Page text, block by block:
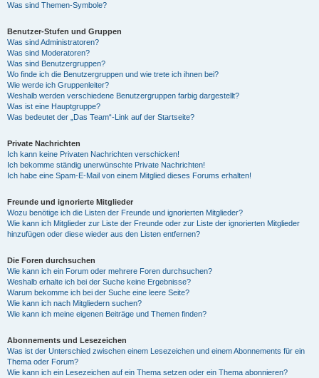
Was sind Themen-Symbole?
Benutzer-Stufen und Gruppen
Was sind Administratoren?
Was sind Moderatoren?
Was sind Benutzergruppen?
Wo finde ich die Benutzergruppen und wie trete ich ihnen bei?
Wie werde ich Gruppenleiter?
Weshalb werden verschiedene Benutzergruppen farbig dargestellt?
Was ist eine Hauptgruppe?
Was bedeutet der „Das Team“-Link auf der Startseite?
Private Nachrichten
Ich kann keine Privaten Nachrichten verschicken!
Ich bekomme ständig unerwünschte Private Nachrichten!
Ich habe eine Spam-E-Mail von einem Mitglied dieses Forums erhalten!
Freunde und ignorierte Mitglieder
Wozu benötige ich die Listen der Freunde und ignorierten Mitglieder?
Wie kann ich Mitglieder zur Liste der Freunde oder zur Liste der ignorierten Mitglieder
hinzufügen oder diese wieder aus den Listen entfernen?
Die Foren durchsuchen
Wie kann ich ein Forum oder mehrere Foren durchsuchen?
Weshalb erhalte ich bei der Suche keine Ergebnisse?
Warum bekomme ich bei der Suche eine leere Seite?
Wie kann ich nach Mitgliedern suchen?
Wie kann ich meine eigenen Beiträge und Themen finden?
Abonnements und Lesezeichen
Was ist der Unterschied zwischen einem Lesezeichen und einem Abonnements für ein
Thema oder Forum?
Wie kann ich ein Lesezeichen auf ein Thema setzen oder ein Thema abonnieren?